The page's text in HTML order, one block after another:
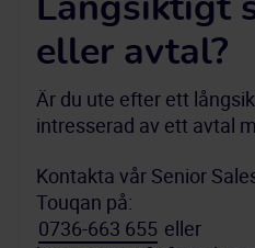
Långsiktigt
eller avtal?
Är du ute efter ett
intresserad av ett avtal
Kontakta vår Senior
0736-663 655 eller